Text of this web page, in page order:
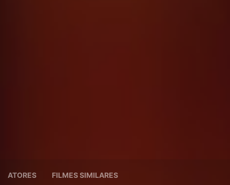
ATORES FILMES SIMILARES